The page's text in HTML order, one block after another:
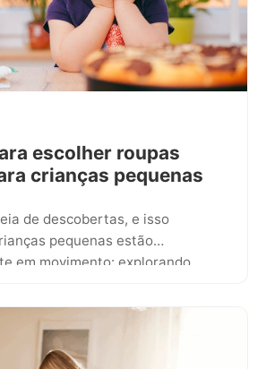
escolher roupas
crianças pequenas
de descobertas, e isso
pequenas estão
em movimento: explorando,
objetos…